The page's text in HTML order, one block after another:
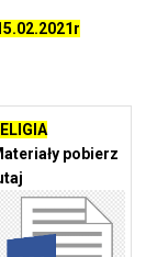
pobierz